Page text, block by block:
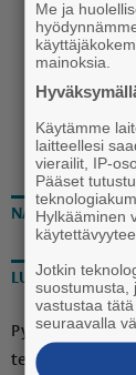
NÄKÖISLEHTI
LUETUIMMAT
Pyöröpaalien
tekijäksi
Me ja
mainoksia.
Käytämme
laitteellesi
vierailit, IP-
Pääset
Hylkääminen
Jotkin
suostumusta,
vastustaa
seuraavalla